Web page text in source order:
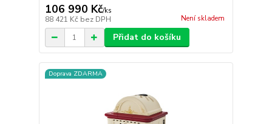
106 990 Kč/ks
88 421 Kč bez DPH Není skladem
Přidat do košíku
Doprava ZDARMA